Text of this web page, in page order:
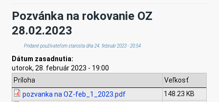
Pozvánka na rokovanie OZ
28.02.2023
Pridané používateľomstarostadňa 24. február 2023 - 20:54
Dátum zasadnutia:
utorok, 28. február 2023 - 19:00
Príloha
Veľkosť
pozvanka na OZ-feb_1_2023.pdf
148.23 KB